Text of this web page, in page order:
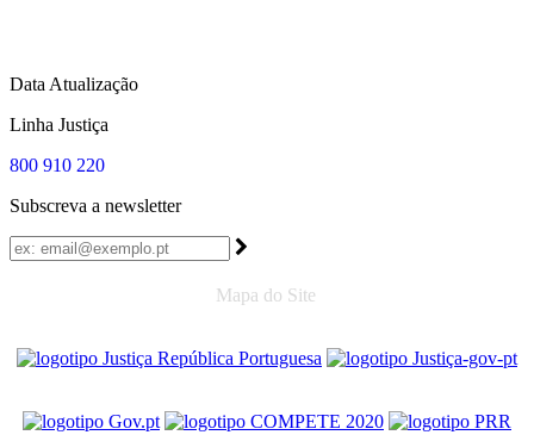
Data Atualização
Linha Justiça
800 910 220
Subscreva a newsletter
Mapa do Site